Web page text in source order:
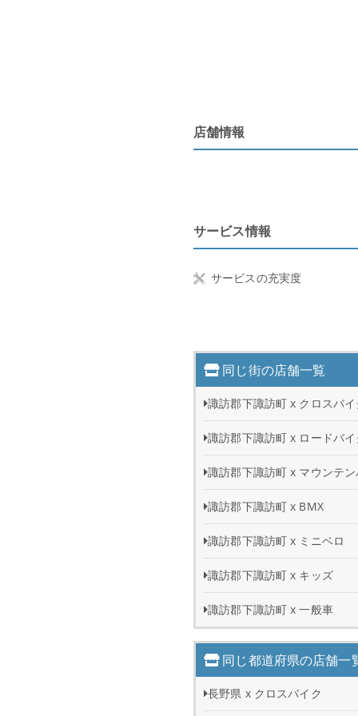
店舗情報
サービス情報
サービスの充実度
同じ街の店舗一覧
諏訪郡下諏訪町 x クロスバイ
諏訪郡下諏訪町 x ロードバイ
諏訪郡下諏訪町 x マウンテン
諏訪郡下諏訪町 x BMX
諏訪郡下諏訪町 x ミニベロ
諏訪郡下諏訪町 x キッズ
諏訪郡下諏訪町 x 一般車
同じ都道府県の店舗一
長野県 x クロスバイク